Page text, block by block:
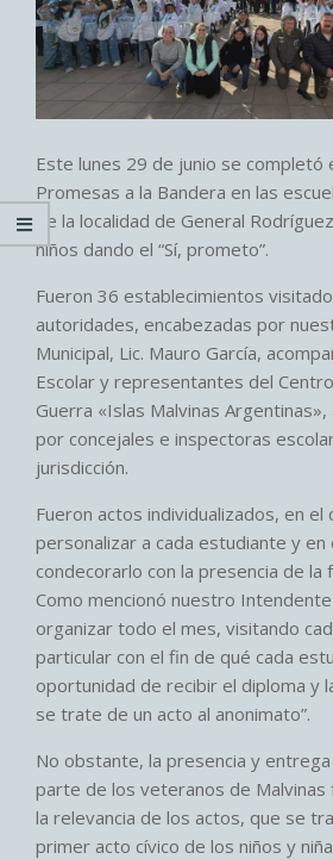
Este lunes 29 de junio se completó
Promesas a la Bandera en las
de la localidad de General
niños dando el “Sí, prometo”.
Fueron 36 establecimientos
autoridades, encabezadas por
Municipal, Lic. Mauro García,
Escolar y representantes del
Guerra «Islas Malvinas
por concejales e inspectoras
jurisdicción.
Fueron actos individualizados, en
personalizar a cada estudiante y
condecorarlo con la presencia de la
Como mencionó nuestro
organizar todo el mes, visitando
particular con el fin de qué cada
oportunidad de recibir el diploma y
se trate de un acto al anonimato”.
No obstante, la presencia y
parte de los veteranos de Malvinas
la relevancia de los actos, que se
primer acto cívico de los niños y